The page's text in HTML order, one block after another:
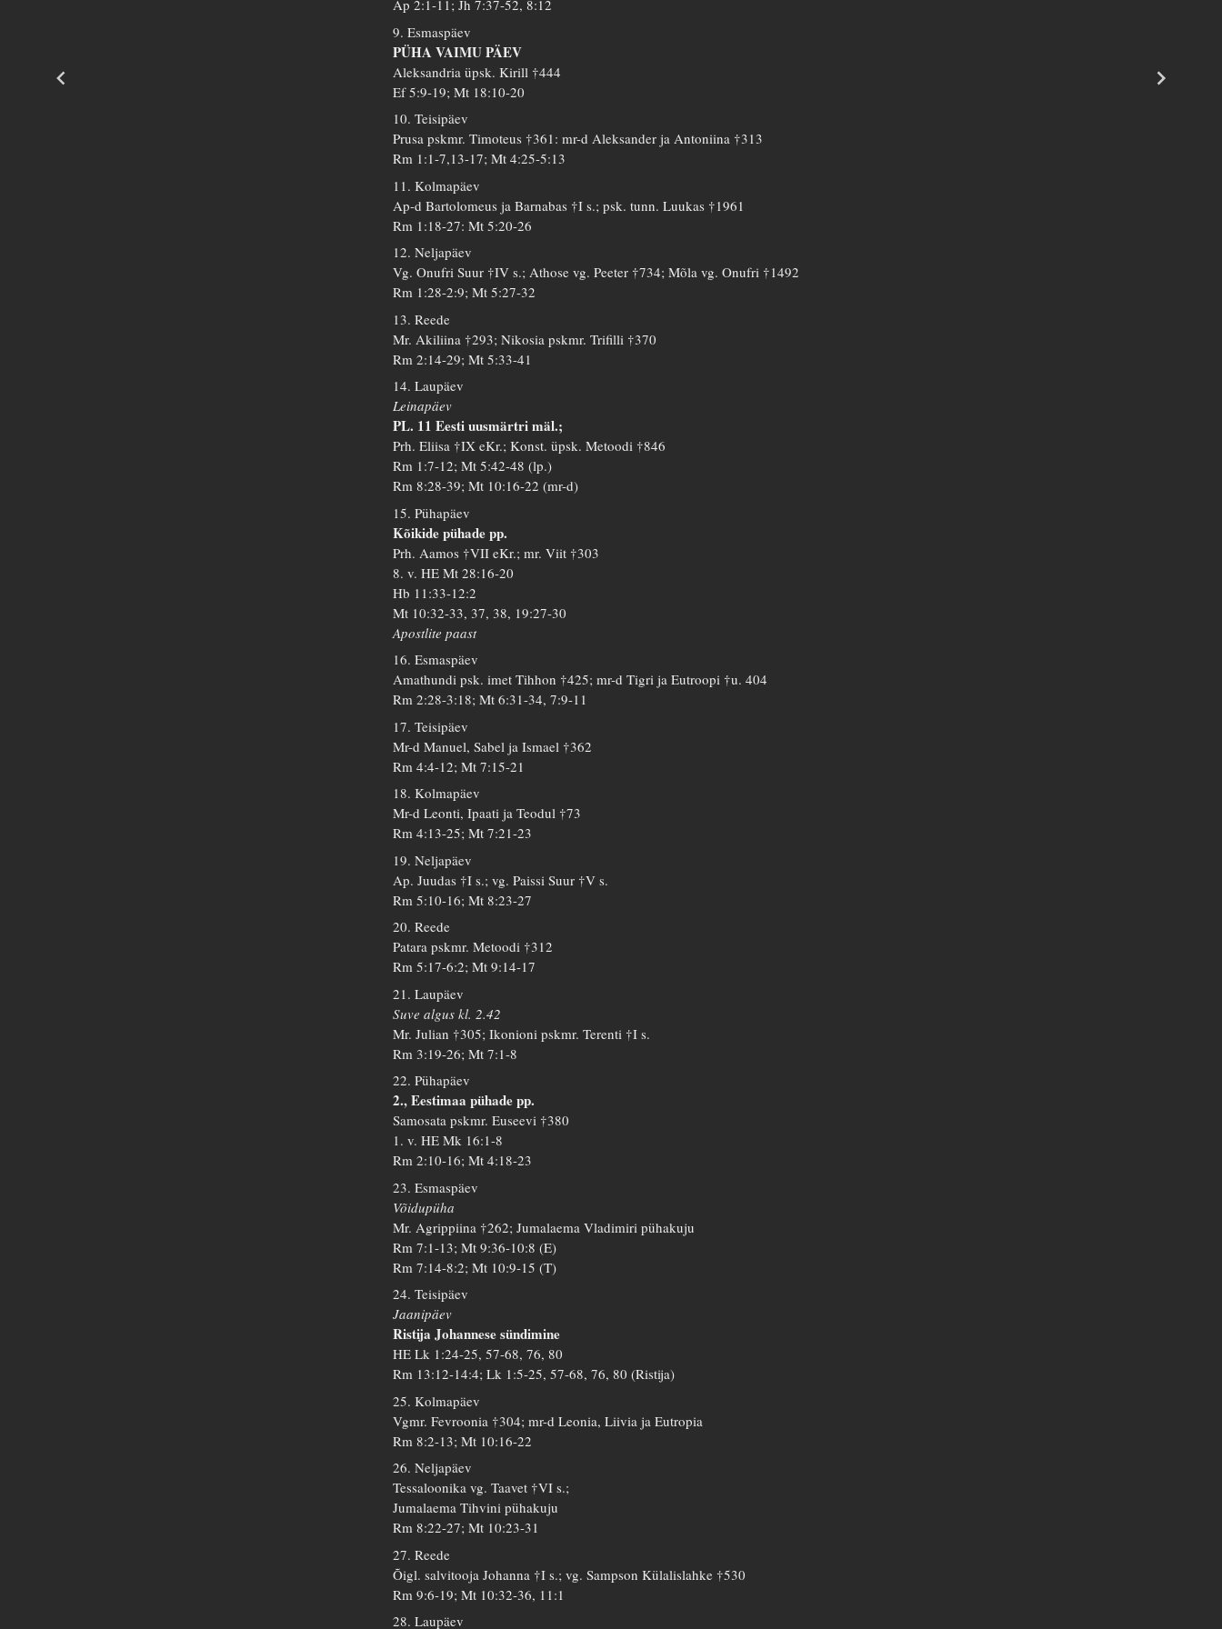
Ap 2:1-11; Jh 7:37-52, 8:12
9. Esmaspäev
PÜHA VAIMU PÄEV
Aleksandria üpsk. Kirill †444
Ef 5:9-19; Mt 18:10-20
10. Teisipäev
Prusa pskmr. Timoteus †361: mr-d Aleksander ja Antoniina †313
Rm 1:1-7,13-17; Mt 4:25-5:13
11. Kolmapäev
Ap-d Bartolomeus ja Barnabas †I s.; psk. tunn. Luukas †1961
Rm 1:18-27: Mt 5:20-26
12. Neljapäev
Vg. Onufri Suur †IV s.; Athose vg. Peeter †734; Mõla vg. Onufri †1492
Rm 1:28-2:9; Mt 5:27-32
13. Reede
Mr. Akiliina †293; Nikosia pskmr. Trifilli †370
Rm 2:14-29; Mt 5:33-41
14. Laupäev
Leinapäev
PL. 11 Eesti uusmärtri mäl.;
Prh. Eliisa †IX eKr.; Konst. üpsk. Metoodi †846
Rm 1:7-12; Mt 5:42-48 (lp.)
Rm 8:28-39; Mt 10:16-22 (mr-d)
15. Pühapäev
Kõikide pühade pp.
Prh. Aamos †VII eKr.; mr. Viit †303
8. v. HE Mt 28:16-20
Hb 11:33-12:2
Mt 10:32-33, 37, 38, 19:27-30
Apostlite paast
16. Esmaspäev
Amathundi psk. imet Tihhon †425; mr-d Tigri ja Eutroopi †u. 404
Rm 2:28-3:18; Mt 6:31-34, 7:9-11
17. Teisipäev
Mr-d Manuel, Sabel ja Ismael †362
Rm 4:4-12; Mt 7:15-21
18. Kolmapäev
Mr-d Leonti, Ipaati ja Teodul †73
Rm 4:13-25; Mt 7:21-23
19. Neljapäev
Ap. Juudas †I s.; vg. Paissi Suur †V s.
Rm 5:10-16; Mt 8:23-27
20. Reede
Patara pskmr. Metoodi †312
Rm 5:17-6:2; Mt 9:14-17
21. Laupäev
Suve algus kl. 2.42
Mr. Julian †305; Ikonioni pskmr. Terenti †I s.
Rm 3:19-26; Mt 7:1-8
22. Pühapäev
2., Eestimaa pühade pp.
Samosata pskmr. Euseevi †380
1. v. HE Mk 16:1-8
Rm 2:10-16; Mt 4:18-23
23. Esmaspäev
Võidupüha
Mr. Agrippiina †262; Jumalaema Vladimiri pühakuju
Rm 7:1-13; Mt 9:36-10:8 (E)
Rm 7:14-8:2; Mt 10:9-15 (T)
24. Teisipäev
Jaanipäev
Ristija Johannese sündimine
HE Lk 1:24-25, 57-68, 76, 80
Rm 13:12-14:4; Lk 1:5-25, 57-68, 76, 80 (Ristija)
25. Kolmapäev
Vgmr. Fevroonia †304; mr-d Leonia, Liivia ja Eutropia
Rm 8:2-13; Mt 10:16-22
26. Neljapäev
Tessaloonika vg. Taavet †VI s.;
Jumalaema Tihvini pühakuju
Rm 8:22-27; Mt 10:23-31
27. Reede
Õigl. salvitooja Johanna †I s.; vg. Sampson Külalislahke †530
Rm 9:6-19; Mt 10:32-36, 11:1
28. Laupäev